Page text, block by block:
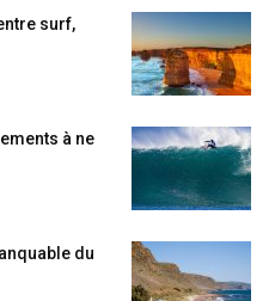
surf,
à ne
du